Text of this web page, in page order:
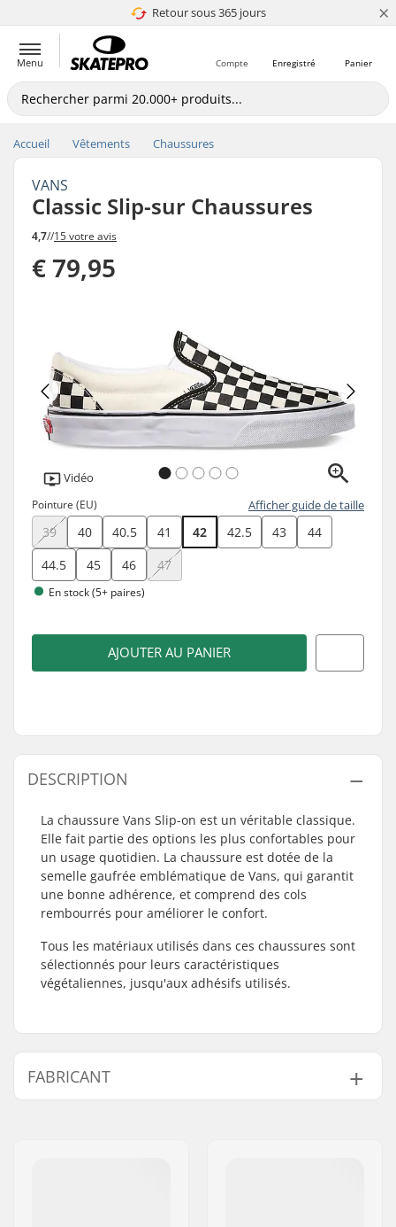
Retour sous 365 jours
4.8 de 5 ×
Menu Panier
Enregistré
Compte
Accueil Vêtements Chaussures
VANS
Classic Slip-sur Chaussures
4,7//15 votre avis
€ 79,95
Vidéo
Pointure (EU) Afficher guide de taille
39 40 40.5 41 42 42.5 43
44
44.5
45 46 47
En stock (5+ paires)
AJOUTER AU PANIER
DESCRIPTION
La chaussure Vans Slip-on est un véritable classique.
Elle fait partie des options les plus confortables pour
un usage quotidien. La chaussure est dotée de la
semelle gaufrée emblématique de Vans, qui garantit
une bonne adhérence, et comprend des cols
rembourrés pour améliorer le confort.
Tous les matériaux utilisés dans ces chaussures sont
sélectionnés pour leurs caractéristiques
végétaliennes, jusqu'aux adhésifs utilisés.
FABRICANT